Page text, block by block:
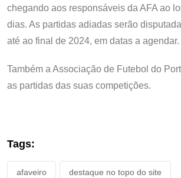
chegando aos responsáveis da AFA ao
dias. As partidas adiadas serão
até ao final de 2024, em datas a agendar.
Também a Associação de Futebol do
as partidas das suas competições.
Tags:
afaveiro destaque no topo do site